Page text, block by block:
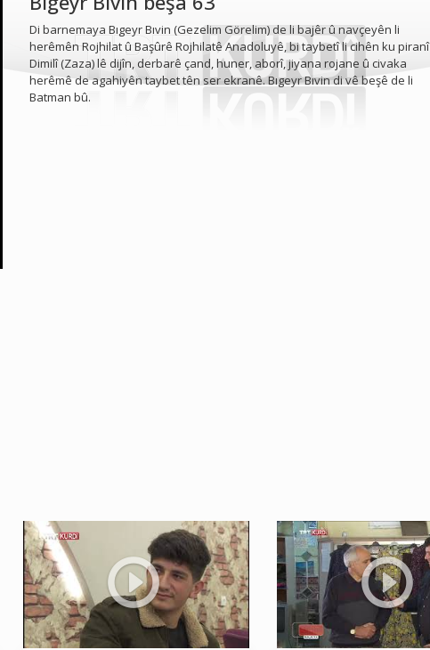
Di barnemaya Bıgeyr Bıvin (Gezelim Görelim) de li bajêr û navçeyên li
herêmên Rojhilat û Başûrê Rojhilatê Anadoluyê, bi taybetî li cihên ku piranî
Dimilî (Zaza) lê dijîn, derbarê çand, huner, aborî, jiyana rojane û civaka
herêmê de agahiyên taybet tên ser ekranê. Bıgeyr Bıvin di vê beşê de li
Batman bû.